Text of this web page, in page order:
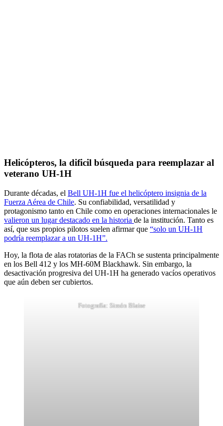
Helicópteros, la dificil búsqueda para reemplazar al
veterano UH-1H
Durante décadas, el Bell UH-1H fue el helicóptero insignia de la
Fuerza Aérea de Chile. Su confiabilidad, versatilidad y
protagonismo tanto en Chile como en operaciones internacionales le
valieron un lugar destacado en la historia de la institución. Tanto es
así, que sus propios pilotos suelen afirmar que “solo un UH-1H
podría reemplazar a un UH-1H”.
Hoy, la flota de alas rotatorias de la FACh se sustenta principalmente
en los Bell 412 y los MH-60M Blackhawk. Sin embargo, la
desactivación progresiva del UH-1H ha generado vacíos operativos
que aún deben ser cubiertos.
Fotografía: Simón Blaise